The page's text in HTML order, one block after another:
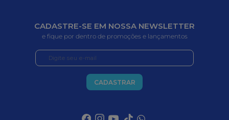
CADASTRE-SE EM NOSSA NEWSLETTER
e fique por dentro de promoções e lançamentos
CADASTRAR